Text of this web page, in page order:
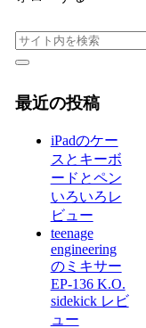
最近の投稿
iPadのケー
スとキーボ
ードとペン
いろいろレ
ビュー
teenage
engineering
のミキサー
EP-136 K.O.
sidekick レビ
ュー